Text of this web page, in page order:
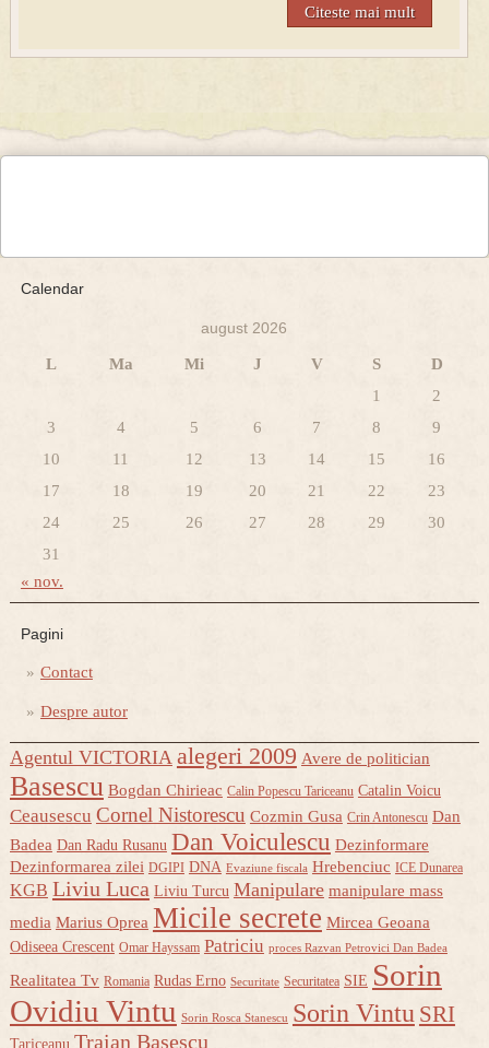
Citeste mai mult
Calendar
august 2026
L Ma Mi J V S
D
1
2
3
4 5 6 7 8
9
10
11 12 13 14 15
16
17
18 19 20 21 22
23
24
25 26 27 28 29
30
31
« nov.
Pagini
Contact
Despre autor
Agentul VICTORIA alegeri 2009 Avere de politician
Basescu Bogdan Chirieac Calin Popescu Tariceanu Catalin Voicu
Ceausescu Cornel Nistorescu Cozmin Gusa Crin Antonescu Dan
Badea Dan Radu Rusanu Dan Voiculescu Dezinformare
Dezinformarea zilei DGIPI DNA Evaziune fiscala Hrebenciuc ICE Dunarea
KGB Liviu Luca Liviu Turcu Manipulare manipulare mass
media Marius Oprea Micile secrete Mircea Geoana
Odiseea Crescent Omar Hayssam Patriciu proces Razvan Petrovici Dan Badea
Realitatea Tv Romania Rudas Erno Securitate Securitatea SIE Sorin
Ovidiu Vintu Sorin Rosca Stanescu Sorin Vintu SRI
Tariceanu Traian Basescu